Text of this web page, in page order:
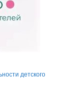
детского